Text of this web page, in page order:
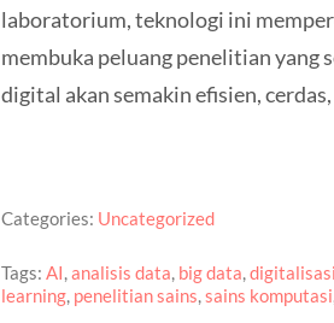
laboratorium, teknologi ini
membuka peluang penelitian yang
digital akan semakin efisien,
Categories: Uncategorized
Tags: AI analisis data big data
learning, penelitian sains sains komputasi